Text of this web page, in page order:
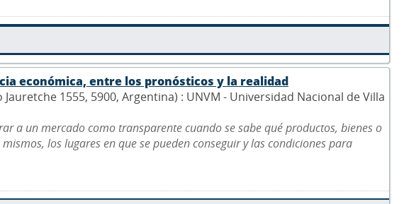
económica, entre los pronósticos y la realidad
1555, 5900, Argentina) : UNVM - Universidad Nacional de Villa
a un mercado como transparente cuando se sabe qué productos, bienes o
los lugares en que se pueden conseguir y las condiciones para